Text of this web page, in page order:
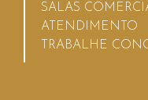
SALAS
ATENDIMENTO
TRABALHE